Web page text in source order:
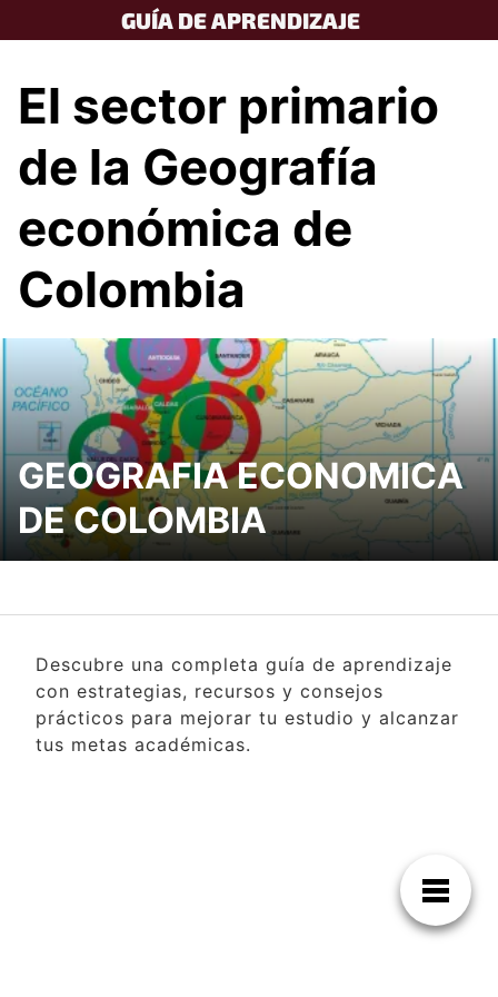
to
GUÍA DE APRENDIZAJE
El sector primario
de la Geografía
económica de
Colombia
GEOGRAFIA ECONOMICA
DE COLOMBIA
Descubre una completa guía de aprendizaje
con estrategias, recursos y consejos
prácticos para mejorar tu estudio y alcanzar
tus metas académicas.